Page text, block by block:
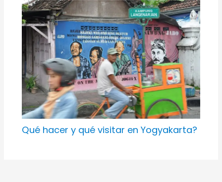
Qué hacer y qué visitar en Yogyakarta?